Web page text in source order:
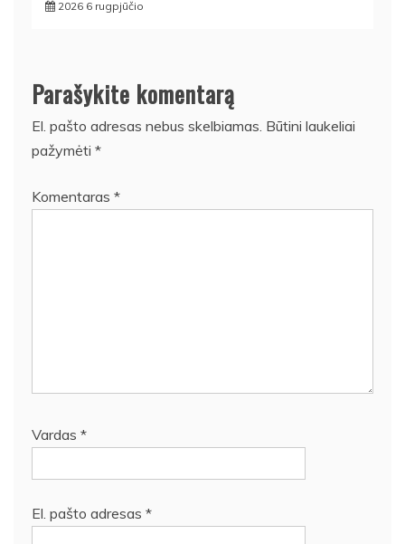
2026 6 rugpjūčio
Parašykite komentarą
El. pašto adresas nebus skelbiamas. Būtini laukeliai
pažymėti *
Komentaras *
Vardas *
El. pašto adresas *